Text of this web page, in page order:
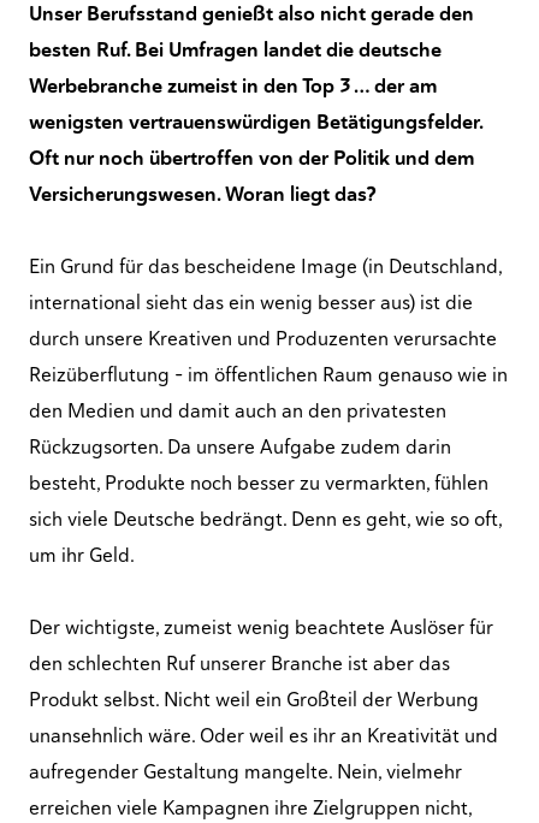
Unser Berufsstand genießt also nicht gerade den
besten Ruf. Bei Umfragen landet die deutsche
Werbebranche zumeist in den Top 3 … der am
wenigsten vertrauenswürdigen Betätigungsfelder.
Oft nur noch übertroffen von der Politik und dem
Versicherungswesen. Woran liegt das?
Ein Grund für das bescheidene Image (in Deutschland,
international sieht das ein wenig besser aus) ist die
durch unsere Kreativen und Produzenten verursachte
Reizüberflutung – im öffentlichen Raum genauso wie in
den Medien und damit auch an den privatesten
Rückzugsorten. Da unsere Aufgabe zudem darin
besteht, Produkte noch besser zu vermarkten, fühlen
sich viele Deutsche bedrängt. Denn es geht, wie so oft,
um ihr Geld.
Der wichtigste, zumeist wenig beachtete Auslöser für
den schlechten Ruf unserer Branche ist aber das
Produkt selbst. Nicht weil ein Großteil der Werbung
unansehnlich wäre. Oder weil es ihr an Kreativität und
aufregender Gestaltung mangelte. Nein, vielmehr
erreichen viele Kampagnen ihre Zielgruppen nicht,